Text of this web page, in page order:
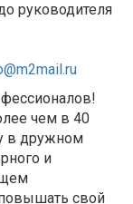
руководителя
чем в 40
в дружном
и
свой